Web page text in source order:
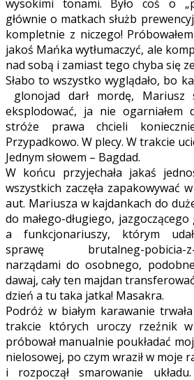
wysokimi tonami. Było coś o
głównie o matkach służb
kompletnie z niczego!
jakoś Mańka wytłumaczyć, ale
nad sobą i zamiast tego chyba się
Słabo to wszystko wyglądało, bo
glonojad darł mordę, Mariusz
eksplodować, ja nie ogarniałem
stróże prawa chcieli
Przypadkowo. W plecy. W trakcie
Jednym słowem – Bagdad.
W końcu przyjechała jakaś
wszystkich zaczęła zapakowywać
aut. Mariusza w kajdankach do
do małego-długiego,
a funkcjonariuszy, którym
sprawę brutalneg-pobicia-z-
narządami do osobnego,
dawaj, cały ten majdan
dzień a tu taka jatka! Masakra.
Podróż w białym karawanie
trakcie których uroczy rzeźnik
próbował manualnie poukładać
nielosowej, po czym wraził w moje
i rozpoczął smarowanie